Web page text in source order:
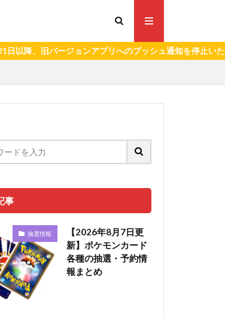
旧バージョンアプリへのプッシュ通知を停止いたします
事
抽選情報
【2026年8月7日更
新】ポケモンカード
各種の抽選・予約情
報まとめ